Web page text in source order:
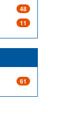
48
11
61